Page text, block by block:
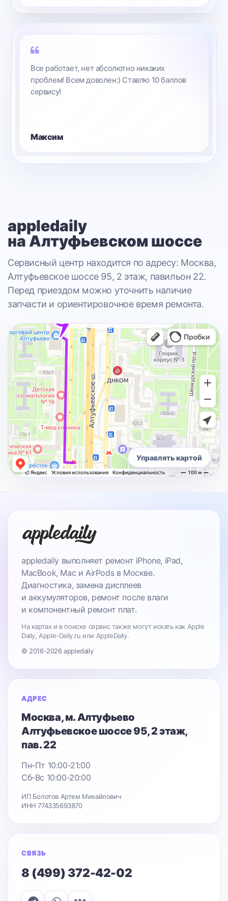
Все работает, нет абсолютно никаких
проблем! Всем доволен:) Ставлю 10 баллов
сервису!
Максим
appledaily
на Алтуфьевском шоссе
Сервисный центр находится по адресу: Москва,
Алтуфьевское шоссе 95, 2 этаж, павильон 22.
Перед приездом можно уточнить наличие
запчасти и ориентировочное время ремонта.
Управлять картой
appledaily выполняет ремонт iPhone, iPad,
MacBook, Mac и AirPods в Москве.
Диагностика, замена дисплеев
и аккумуляторов, ремонт после влаги
и компонентный ремонт плат.
На картах и в поиске сервис также могут искать как Apple
Daily, Apple-Daily.ru или AppleDaily.
© 2016-2026 appledaily
АДРЕС
Москва, м. Алтуфьево
Алтуфьевское шоссе 95, 2 этаж,
пав. 22
Пн-Пт 10:00-21:00
Сб-Вс 10:00-20:00
ИП Болотов Артем Михайлович
ИНН 774335693870
СВЯЗЬ
8 (499) 372-42-02